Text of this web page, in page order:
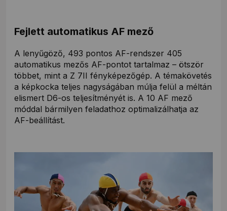
Fejlett automatikus AF mező
A lenyűgöző, 493 pontos AF-rendszer 405
automatikus mezős AF-pontot tartalmaz – ötször
többet, mint a Z 7II fényképezőgép. A témakövetés
a képkocka teljes nagyságában múlja felül a méltán
elismert D6-os teljesítményét is. A 10 AF mező
móddal bármilyen feladathoz optimalizálhatja az
AF-beállítást.